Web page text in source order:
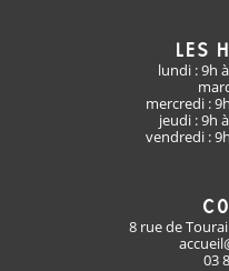
LES
lundi : 9h
mercredi :
jeudi : 9h
vendredi :
8 rue de
03